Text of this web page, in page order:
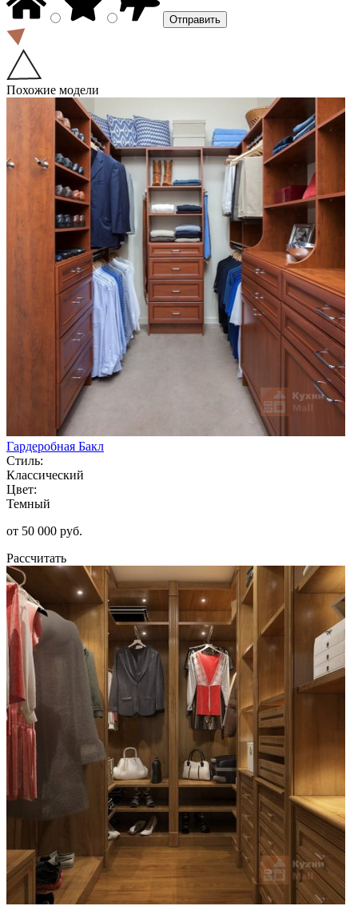
Похожие модели
Гардеробная Бакл
Стиль:
Классический
Цвет:
Темный
от 50 000 руб.
Рассчитать